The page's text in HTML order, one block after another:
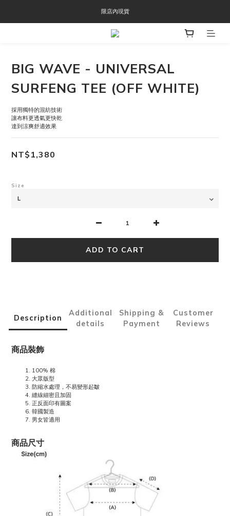
OOFOS週年慶限時8折優惠
限店內現貨
OOFOS週年慶限時8折優惠
BIG WAVE - UNIVERSAL
SURFENG TEE (OFF WHITE)
採用獨特的混紡技術
讓布料更透氣更快乾
達到涼爽舒適效果
NT$1,380
Size
ADD TO CART
Description
Additional
details
Shipping &
Payment
Customer
Reviews
商品裝飾
100% 棉
大眾版型
防縮水處理，不易變形起皺
縫線細密且加固
正反面印有圖案
韓國製造
男女皆適用
商品尺寸